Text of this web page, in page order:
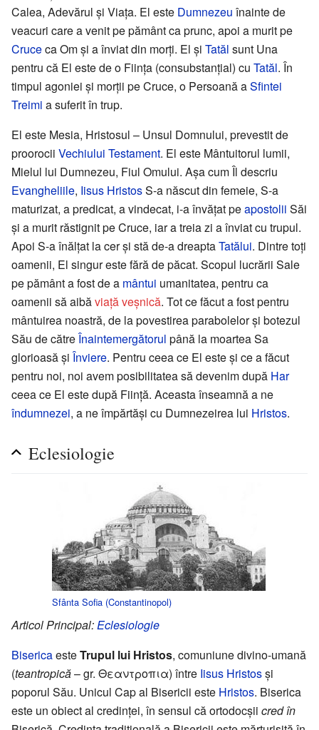
Calea, Adevărul și Viața. El este Dumnezeu înainte de
veacuri care a venit pe pământ ca prunc, apoi a murit pe
Cruceca Om și a înviat din morți. El și Tatăl sunt Una
pentru că El este de o Ființa (consubstanțial) cu Tatăl. În
timpul agoniei și morții pe Cruce, o Persoană aSfintei
Treimi a suferit în trup.
El este Mesia, Hristosul – Unsul Domnului, prevestit de
proorocii Vechiului Testament. El este Mântuitorul lumii,
Mielul lui Dumnezeu, Fiul Omului. Așa cum Îl descriu
Evangheliile, Iisus HristosS-a născut din femeie, S-a
maturizat, a predicat, a vindecat, i-a învățat peapostolii Săi
și a murit răstignit pe Cruce, iar a treia zi a înviat cu trupul.
Apoi S-a înălțat la cer și stă de-a dreaptaTatălui. Dintre toți
oamenii, El singur este fără de păcat. Scopul lucrării Sale
pe pământ a fost de a mântui umanitatea, pentru ca
oamenii să aibăviață veșnică. Tot ce făcut a fost pentru
mântuirea noastră, de la povestirea parabolelor și botezul
Său de cătreÎnaintemergătorul până la moartea Sa
glorioasă și Înviere. Pentru ceea ce El este și ce a făcut
pentru noi, noi avem posibilitatea să devenim după Har
ceea ce El este după Ființă. Aceasta înseamnă a ne
îndumnezei, a ne împărtăși cu Dumnezeirea lui Hristos.
Eclesiologie
Sfânta Sofia (Constantinopol)
Articol Principal: Eclesiologie
BisericaesteTrupul lui Hristos, comuniune divino-umană
(teantropică– gr. Θεαντροπια) între Iisus Hristosși
poporul Său. Unicul Cap al Bisericii este Hristos. Biserica
este un obiect al credinței, în sensul că ortodocșii cred în